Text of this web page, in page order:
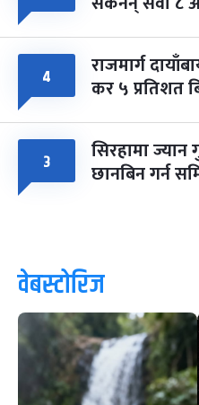
४ राजमार्ग
कर ५ प्रतिशत
३ सिरहामा
छानबिन गर्न
वेबस्टोरिज